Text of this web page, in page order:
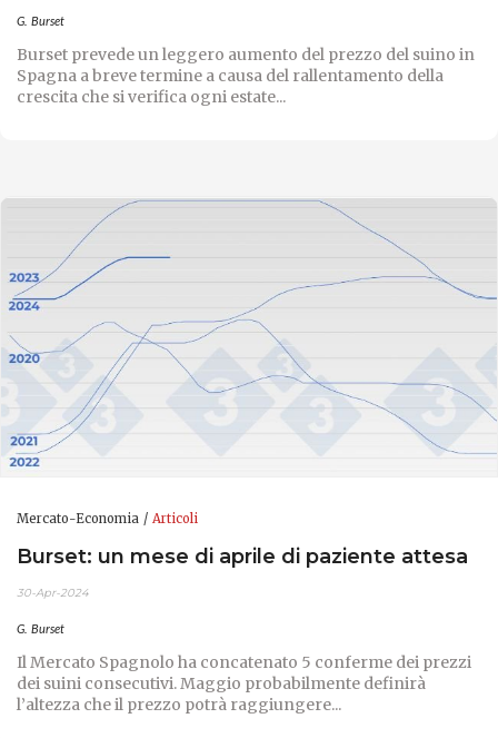
G. Burset
Burset prevede un leggero aumento del prezzo del suino in
Spagna a breve termine a causa del rallentamento della
crescita che si verifica ogni estate...
Mercato-Economia Articoli
Burset: un mese di aprile di paziente attesa
30-Apr-2024
G. Burset
Il Mercato Spagnolo ha concatenato 5 conferme dei prezzi
dei suini consecutivi. Maggio probabilmente definirà
l’altezza che il prezzo potrà raggiungere...